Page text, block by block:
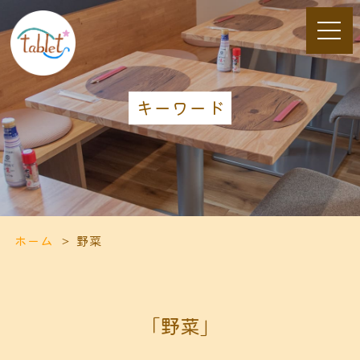
キーワード
ホーム 野菜
「野菜」